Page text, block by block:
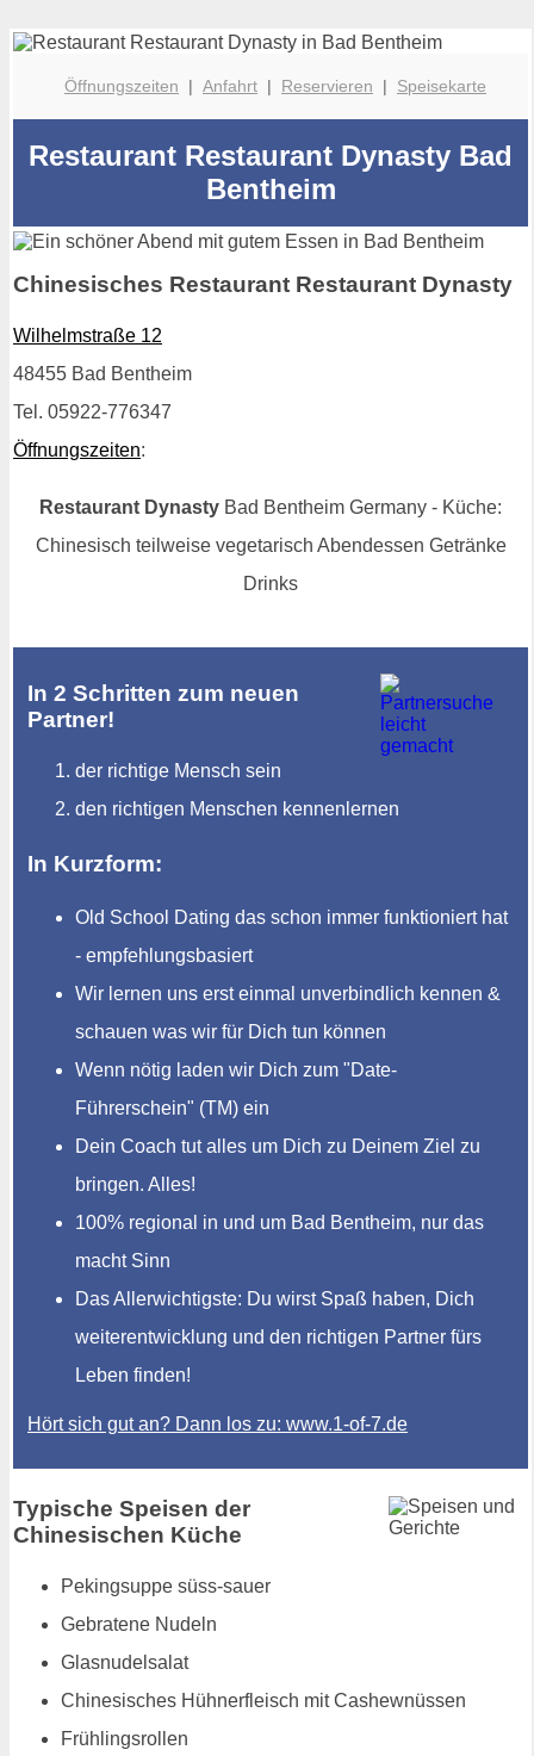
Öffnungszeiten | Anfahrt | Reservieren | Speisekarte
Restaurant Restaurant Dynasty Bad
Bentheim
Chinesisches Restaurant Restaurant Dynasty
Wilhelmstraße 12
48455 Bad Bentheim
Tel. 05922-776347
Öffnungszeiten:
Restaurant Dynasty Bad Bentheim Germany - Küche:
Chinesisch teilweise vegetarisch Abendessen Getränke
Drinks
In 2 Schritten zum neuen
Partner!
der richtige Mensch sein
den richtigen Menschen kennenlernen
In Kurzform:
Old School Dating das schon immer funktioniert hat
- empfehlungsbasiert
Wir lernen uns erst einmal unverbindlich kennen &
schauen was wir für Dich tun können
Wenn nötig laden wir Dich zum "Date-
Führerschein" (TM) ein
Dein Coach tut alles um Dich zu Deinem Ziel zu
bringen. Alles!
100% regional in und um Bad Bentheim, nur das
macht Sinn
Das Allerwichtigste: Du wirst Spaß haben, Dich
weiterentwicklung und den richtigen Partner fürs
Leben finden!
Hört sich gut an? Dann los zu: www.1-of-7.de
Typische Speisen der
Chinesischen Küche
Pekingsuppe süss-sauer
Gebratene Nudeln
Glasnudelsalat
Chinesisches Hühnerfleisch mit Cashewnüssen
Frühlingsrollen